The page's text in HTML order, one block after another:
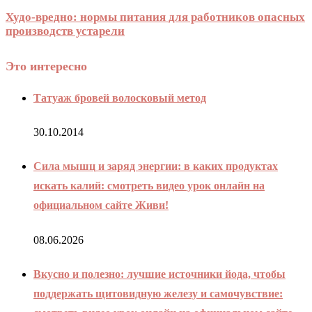
Худо-вредно: нормы питания для работников опасных
производств устарели
Это интересно
Татуаж бровей волосковый метод
30.10.2014
Сила мышц и заряд энергии: в каких продуктах
искать калий: смотреть видео урок онлайн на
официальном сайте Живи!
08.06.2026
Вкусно и полезно: лучшие источники йода, чтобы
поддержать щитовидную железу и самочувствие: